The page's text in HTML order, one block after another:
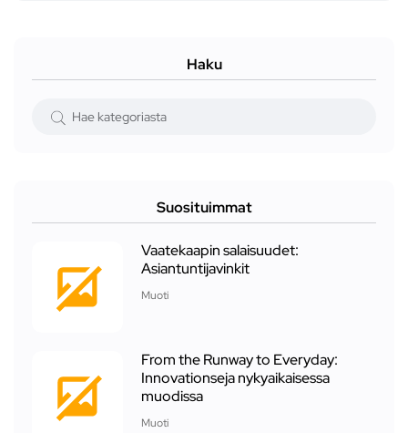
Haku
Suosituimmat
Vaatekaapin salaisuudet:
Asiantuntijavinkit
Muoti
From the Runway to Everyday:
Innovationseja nykyaikaisessa
muodissa
Muoti